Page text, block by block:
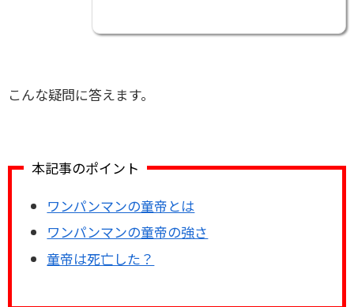
こんな疑問に答えます。
本記事のポイント
ワンパンマンの童帝とは
ワンパンマンの童帝の強さ
童帝は死亡した？